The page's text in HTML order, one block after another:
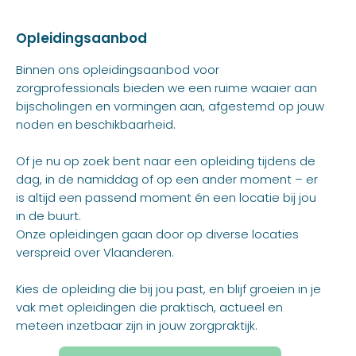
Opleidingsaanbod
Binnen ons opleidingsaanbod voor
zorgprofessionals bieden we een ruime waaier aan
bijscholingen en vormingen aan, afgestemd op jouw
noden en beschikbaarheid.
Of je nu op zoek bent naar een opleiding tijdens de
dag, in de namiddag of op een ander moment – er
is altijd een passend moment én een locatie bij jou
in de buurt.
Onze opleidingen gaan door op diverse locaties
verspreid over Vlaanderen.
Kies de opleiding die bij jou past, en blijf groeien in je
vak met opleidingen die praktisch, actueel en
meteen inzetbaar zijn in jouw zorgpraktijk.